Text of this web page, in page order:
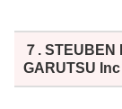
ます。
ワインの原料
日本酒造りの
きます。
軽快でチャー
心地よい優し
前菜やスモー
７.
GARUTSU Inc